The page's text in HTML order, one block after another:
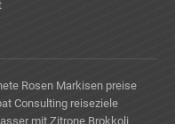
Rosen Markisen preise
Consulting reiseziele
mit Zitrone Brokkoli